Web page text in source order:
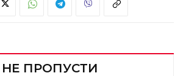
НЕ ПРОПУСТИ